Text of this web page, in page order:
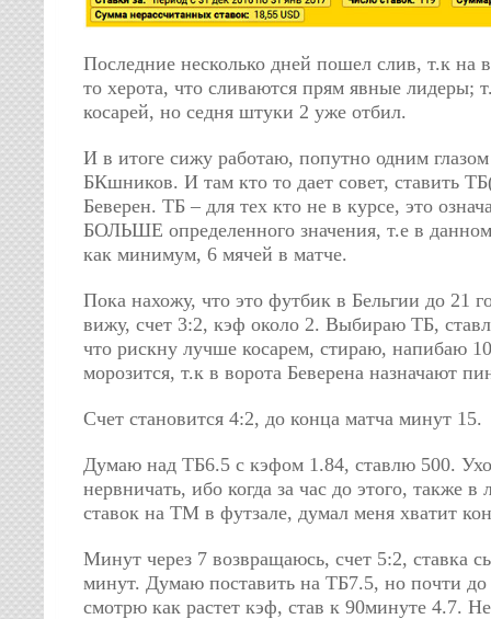
Последние несколько дней пошел слив, т.к на
то херота, что сливаются прям явные лидеры;
косарей, но седня штуки 2 уже отбил.
И в итоге сижу работаю, попутно одним
БКшников. И там кто то дает совет, ставить
Беверен. ТБ – для тех кто не в курсе, это
БОЛЬШЕ определенного значения, т.е в данном
как минимум, 6 мячей в матче.
Пока нахожу, что это футбик в Бельгии до 21
вижу, счет 3:2, кэф около 2. Выбираю ТБ,
что рискну лучше косарем, стираю, напибаю
морозится, т.к в ворота Беверена назначают
Счет становится 4:2, до конца матча минут 15.
Думаю над ТБ6.5 с кэфом 1.84, ставлю 500.
нервничать, ибо когда за час до этого, также в
ставок на ТМ в футзале, думал меня хватит
Минут через 7 возвращаюсь, счет 5:2, ставка
минут. Думаю поставить на ТБ7.5, но почти до
смотрю как растет кэф, став к 90минуте 4.7.